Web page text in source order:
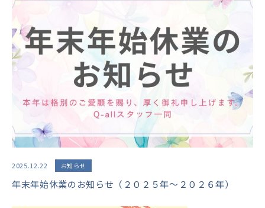
2025.12.22 お知らせ
年末年始休業のお知らせ（２０２５年～２０２６年）